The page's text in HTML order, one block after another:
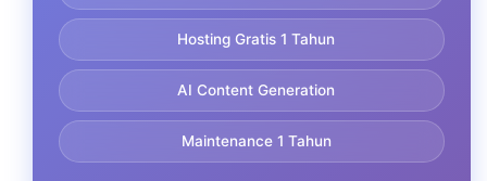
Hosting Gratis 1 Tahun
AI Content Generation
Maintenance 1 Tahun